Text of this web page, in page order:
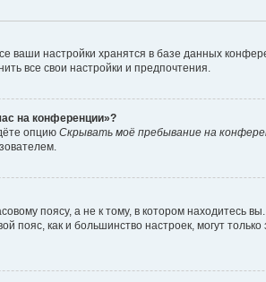
ваши настройки хранятся в базе данных
все свои настройки и предпочтения.
на конференции»?
опцию Скрывать моё пребывание на
поясу, а не к тому, в котором находитесь
пояс, как и большинство настроек, могут